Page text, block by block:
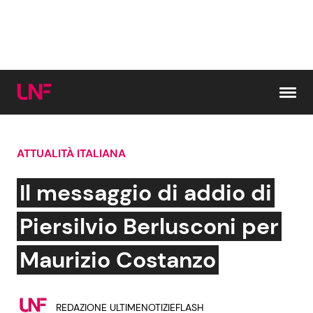
Cerca:
News e Cronaca
Attualità Italiana
Gossip e TV
Bellezze VIP
ATTUALITÀ ITALIANA
Il messaggio di addio di
Piersilvio Berlusconi per
Maurizio Costanzo
REDAZIONE ULTIMENOTIZIEFLASH